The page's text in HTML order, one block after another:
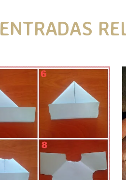
ENTRADAS